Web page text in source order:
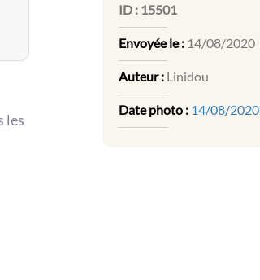
les
ID : 15501
Envoyée le : 14/08/2020
Auteur : Linidou
Date photo : 14/08/2020